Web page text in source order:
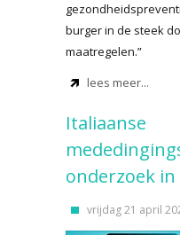
burger in de steek
maatregelen.”
lees meer...
Italiaanse
onderzoek
vrijdag 21 april